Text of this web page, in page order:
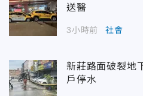
送醫
3小時前 社會
新莊路面破裂地
戶停水